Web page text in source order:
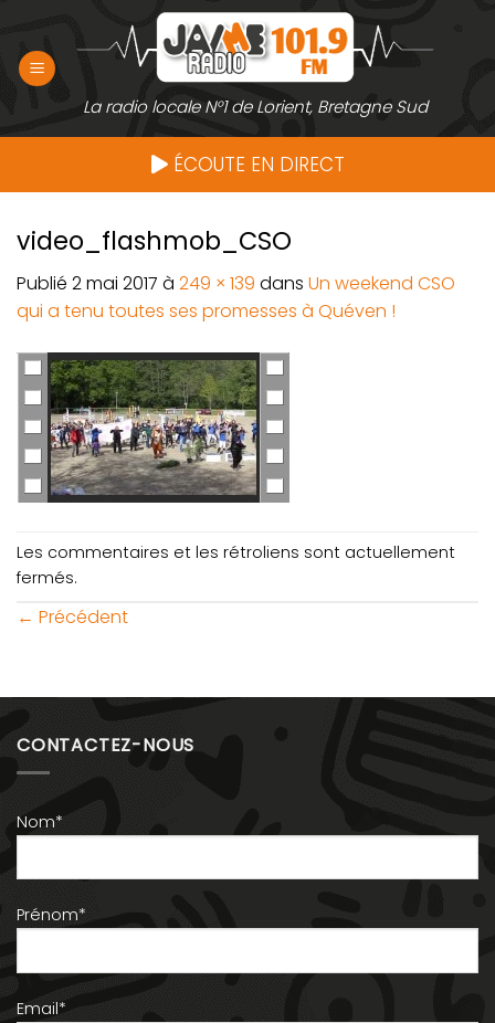
contenu
La radio locale N°1 de Lorient, Bretagne Sud
ÉCOUTE EN DIRECT
video_flashmob_CSO
Publié 2 mai 2017 à 249 × 139 dans Un weekend CSO
qui a tenu toutes ses promesses à Quéven !
Les commentaires et les rétroliens sont actuellement
fermés.
← Précédent
CONTACTEZ-NOUS
Nom*
Prénom*
Email*